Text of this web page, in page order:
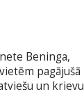
Beninga,
pagājušā
un krievu